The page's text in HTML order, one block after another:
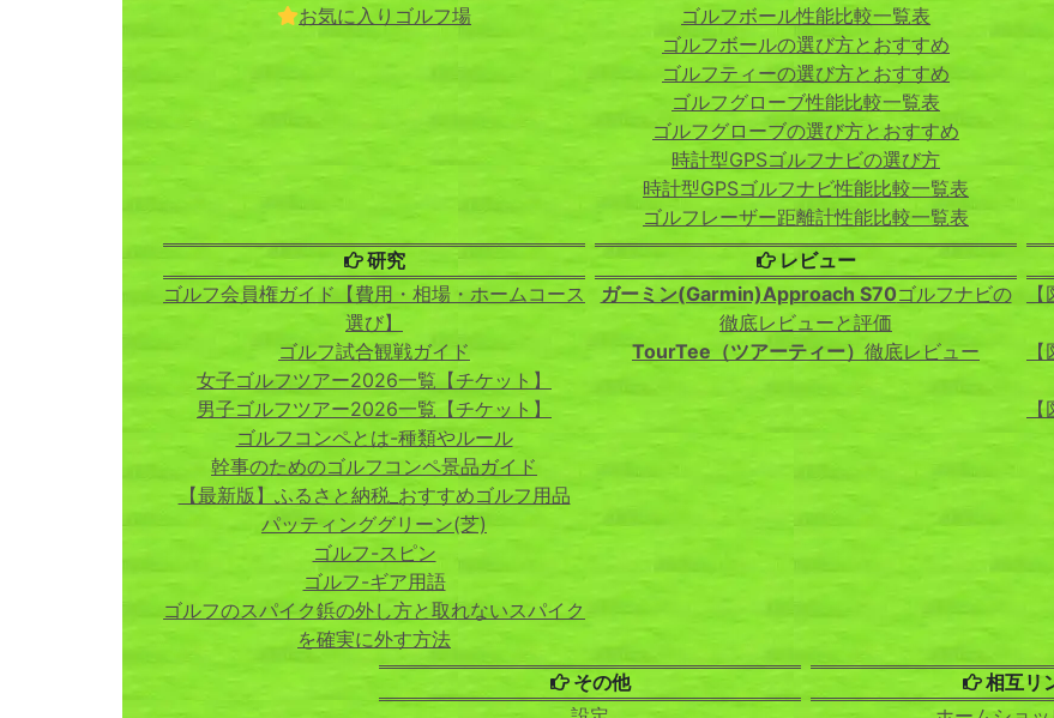
お気に入りゴルフ場
ゴルフボール性能比較一覧表
ゴルフボールの選び方とおすすめ
ゴルフティーの選び方とおすすめ
ゴルフグローブ性能比較一覧表
ゴルフグローブの選び方とおすすめ
時計型GPSゴルフナビの選び方
時計型GPSゴルフナビ性能比較一覧表
ゴルフレーザー距離計性能比較一覧表
研究
ゴルフ会員権ガイド【費用・相場・ホームコース
選び】
ゴルフ試合観戦ガイド
女子ゴルフツアー2026一覧【チケット】
男子ゴルフツアー2026一覧【チケット】
ゴルフコンペとは-種類やルール
幹事のためのゴルフコンペ景品ガイド
【最新版】ふるさと納税_おすすめゴルフ用品
パッティンググリーン(芝)
ゴルフ-スピン
ゴルフ-ギア用語
ゴルフのスパイク鋲の外し方と取れないスパイク
を確実に外す方法
レビュー
ガーミン(Garmin)Approach S70ゴルフナビの
徹底レビューと評価
TourTee（ツアーティー） 徹底レビュー
その他 相互リ